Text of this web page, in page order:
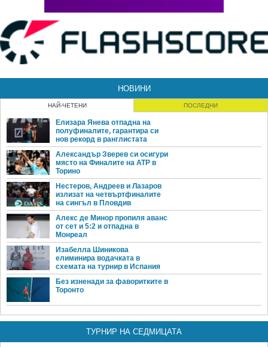
НОВИНИ
НАЙ-ЧЕТЕНИ ПОСЛЕДНИ
Елизара Янева отпадна на
полуфиналите, гарантира си
нов рекорд в ранглистата
Александър Зверев си осигури
място на Финалите на ATP в
Торино
Нестеров, Андреев и Лазаров
излизат на четвъртфиналите
на сингъл в Пловдив
Алекс де Минор пропиля аванс
от сет и 5:2 и отпадна в
Монреал
Изабелла Шиникова
елиминира водачката в
схемата на турнир в Испания
Без изненади за фаворитките в
Торонто
ТУРНИР НА СЕДМИЦАТА